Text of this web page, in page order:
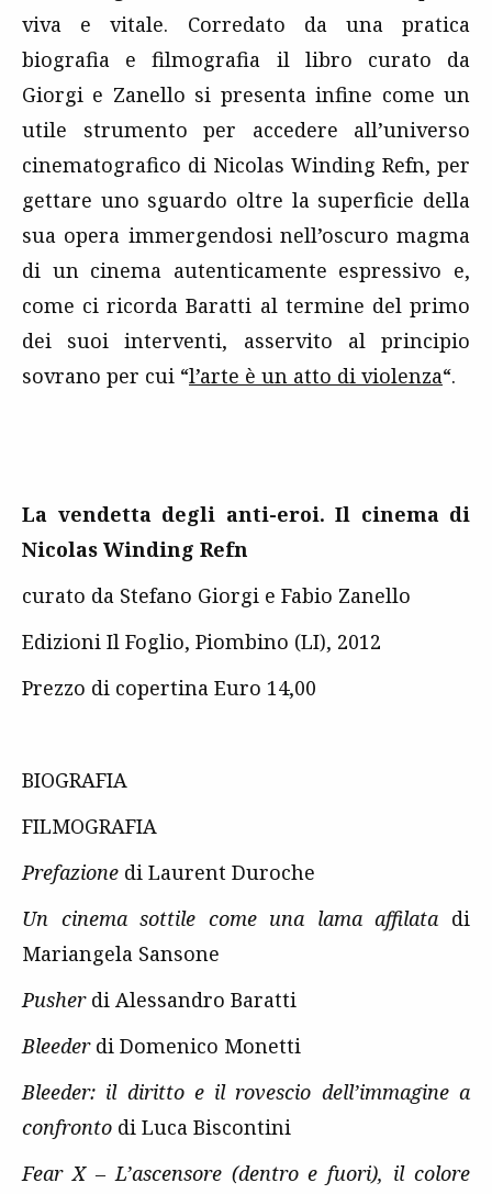
viva e vitale. Corredato da una pratica
biografia e filmografia il libro curato da
Giorgi e Zanello si presenta infine come un
utile strumento per accedere all’universo
cinematografico di Nicolas Winding Refn, per
gettare uno sguardo oltre la superficie della
sua opera immergendosi nell’oscuro magma
di un cinema autenticamente espressivo e,
come ci ricorda Baratti al termine del primo
dei suoi interventi, asservito al principio
sovrano per cui “l’arte è un atto di violenza“.
La vendetta degli anti-eroi. Il cinema di
Nicolas Winding Refn
curato da Stefano Giorgi e Fabio Zanello
Edizioni Il Foglio, Piombino (LI), 2012
Prezzo di copertina Euro 14,00
BIOGRAFIA
FILMOGRAFIA
Prefazione di Laurent Duroche
Un cinema sottile come una lama affilata di
Mariangela Sansone
Pusherdi Alessandro Baratti
Bleederdi Domenico Monetti
Bleeder: il diritto e il rovescio dell’immagine a
confronto di Luca Biscontini
Fear X – L’ascensore (dentro e fuori), il colore